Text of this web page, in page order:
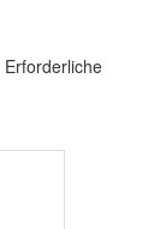
Erforderliche